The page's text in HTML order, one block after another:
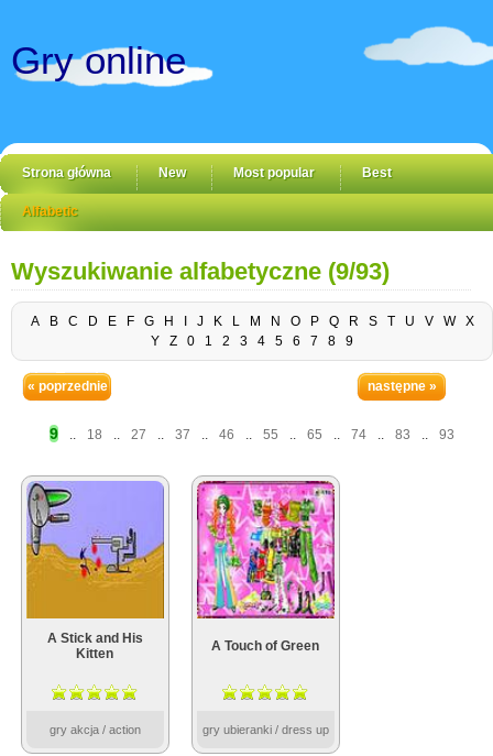
Gry online
Strona główna New Most popular Best
Alfabetic
Wyszukiwanie alfabetyczne (9/93)
A B C D E F G H J K L M N O P Q R S T U V W
X
Y
Z 0 1 2 3 4 5 6 7 8 9
« poprzednie następne »
9 .. 18 .. 27 .. 37 .. 46 .. 55 .. 65 .. 74 .. 83 .. 93
A Stick and His
Kitten
gry akcja / action
A Touch of Green
gry ubieranki / dress up